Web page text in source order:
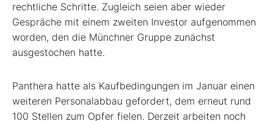
rechtliche Schritte. Zugleich seien aber wieder
Gespräche mit einem zweiten Investor aufgenommen
worden, den die Münchner Gruppe zunächst
ausgestochen hatte.
Panthera hatte als Kaufbedingungen im Januar einen
weiteren Personalabbau gefordert, dem erneut rund
100 Stellen zum Opfer fielen. Derzeit arbeiten noch